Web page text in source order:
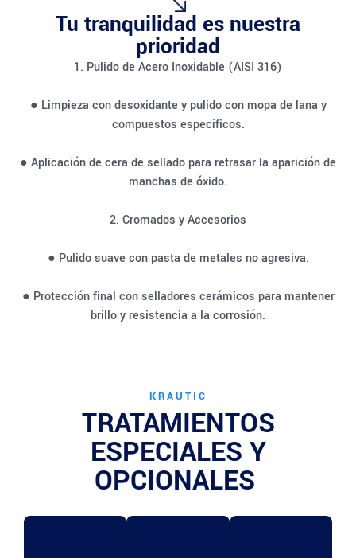
Tu tranquilidad es nuestra
prioridad
1. Pulido de Acero Inoxidable (AISI 316)
● Limpieza con desoxidante y pulido con mopa de lana y
compuestos específicos.
● Aplicación de cera de sellado para retrasar la aparición de
manchas de óxido.
2. Cromados y Accesorios
● Pulido suave con pasta de metales no agresiva.
● Protección final con selladores cerámicos para mantener
brillo y resistencia a la corrosión.
KRAUTIC
TRATAMIENTOS
ESPECIALES Y
OPCIONALES